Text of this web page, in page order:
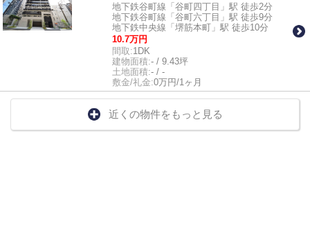
地下鉄谷町線「谷町四丁目」駅 徒歩2分
地下鉄谷町線「谷町六丁目」駅 徒歩9分
地下鉄中央線「堺筋本町」駅 徒歩10分
10.7万円
間取:1DK
建物面積:- / 9.43坪
土地面積:- / -
敷金/礼金:0万円/1ヶ月
近くの物件をもっと見る